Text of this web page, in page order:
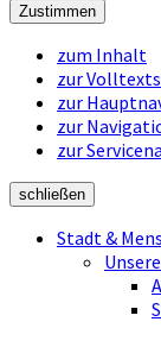
Zustimmen
zum Inhalt
zur
zur
zur
zur
schließen
Stadt &